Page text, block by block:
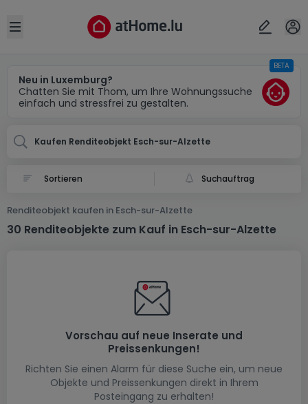
Open sidebar
Neu in Luxemburg?
Chatten Sie mit Thom, um Ihre Wohnungssuche
einfach und stressfrei zu gestalten.
BETA
Kaufen Renditeobjekt Esch-sur-Alzette
Suchauftrag
Renditeobjekt kaufen in Esch-sur-Alzette
30 Renditeobjekte zum Kauf in Esch-sur-Alzette
Vorschau auf neue Inserate und
Preissenkungen!
Richten Sie einen Alarm für diese Suche ein, um neue
Objekte und Preissenkungen direkt in Ihrem
Posteingang zu erhalten!
Ort
Abbrechen ok